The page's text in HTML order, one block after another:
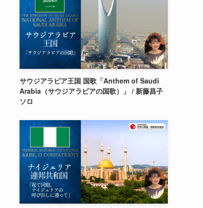
サウジアラビア王国 国歌「Anthem of Saudi
Arabia（サウジアラビアの国歌）」 / 新藤昌子
ソロ